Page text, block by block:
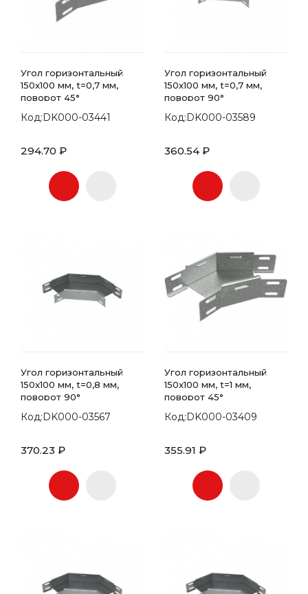
Угол горизонтальный
150x100 мм, t=0,7 мм,
поворот 45°
Код:DK000-03441
294.70 ₽
Угол горизонтальный
150x100 мм, t=0,7 мм,
поворот 90°
Код:DK000-03589
360.54 ₽
Угол горизонтальный
150x100 мм, t=0,8 мм,
поворот 90°
Код:DK000-03567
370.23 ₽
Угол горизонтальный
150x100 мм, t=1 мм,
поворот 45°
Код:DK000-03409
355.91 ₽